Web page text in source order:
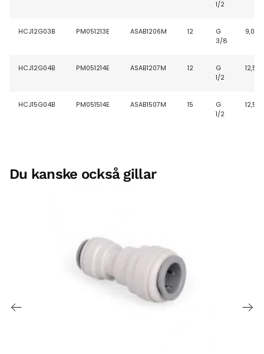
1/2
HCJ12G03B PM051213E ASAB1206M 12
G
3/8
9,0
HCJ12G04B PM051214E ASAB1207M 12
G
1/2
12,5
HCJ15G04B PM051514E ASAB1507M 15
G
1/2
12,5
Du kanske också gillar